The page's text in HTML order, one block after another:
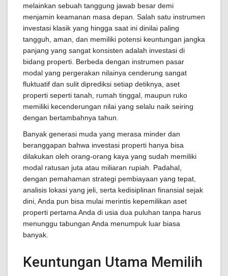
melainkan sebuah tanggung jawab besar demi
menjamin keamanan masa depan. Salah satu instrumen
investasi klasik yang hingga saat ini dinilai paling
tangguh, aman, dan memiliki potensi keuntungan jangka
panjang yang sangat konsisten adalah investasi di
bidang properti. Berbeda dengan instrumen pasar
modal yang pergerakan nilainya cenderung sangat
fluktuatif dan sulit diprediksi setiap detiknya, aset
properti seperti tanah, rumah tinggal, maupun ruko
memiliki kecenderungan nilai yang selalu naik seiring
dengan bertambahnya tahun.
Banyak generasi muda yang merasa minder dan
beranggapan bahwa investasi properti hanya bisa
dilakukan oleh orang-orang kaya yang sudah memiliki
modal ratusan juta atau miliaran rupiah. Padahal,
dengan pemahaman strategi pembiayaan yang tepat,
analisis lokasi yang jeli, serta kedisiplinan finansial sejak
dini, Anda pun bisa mulai merintis kepemilikan aset
properti pertama Anda di usia dua puluhan tanpa harus
menunggu tabungan Anda menumpuk luar biasa
banyak.
Keuntungan Utama Memilih